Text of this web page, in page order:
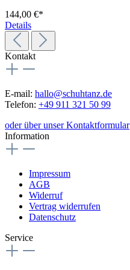
144,00 €*
Details
Kontakt
E-mail: hallo@schuhtanz.de
Telefon: +49 911 321 50 99
oder über unser Kontaktformular
Information
Impressum
AGB
Widerruf
Vertrag widerrufen
Datenschutz
Service